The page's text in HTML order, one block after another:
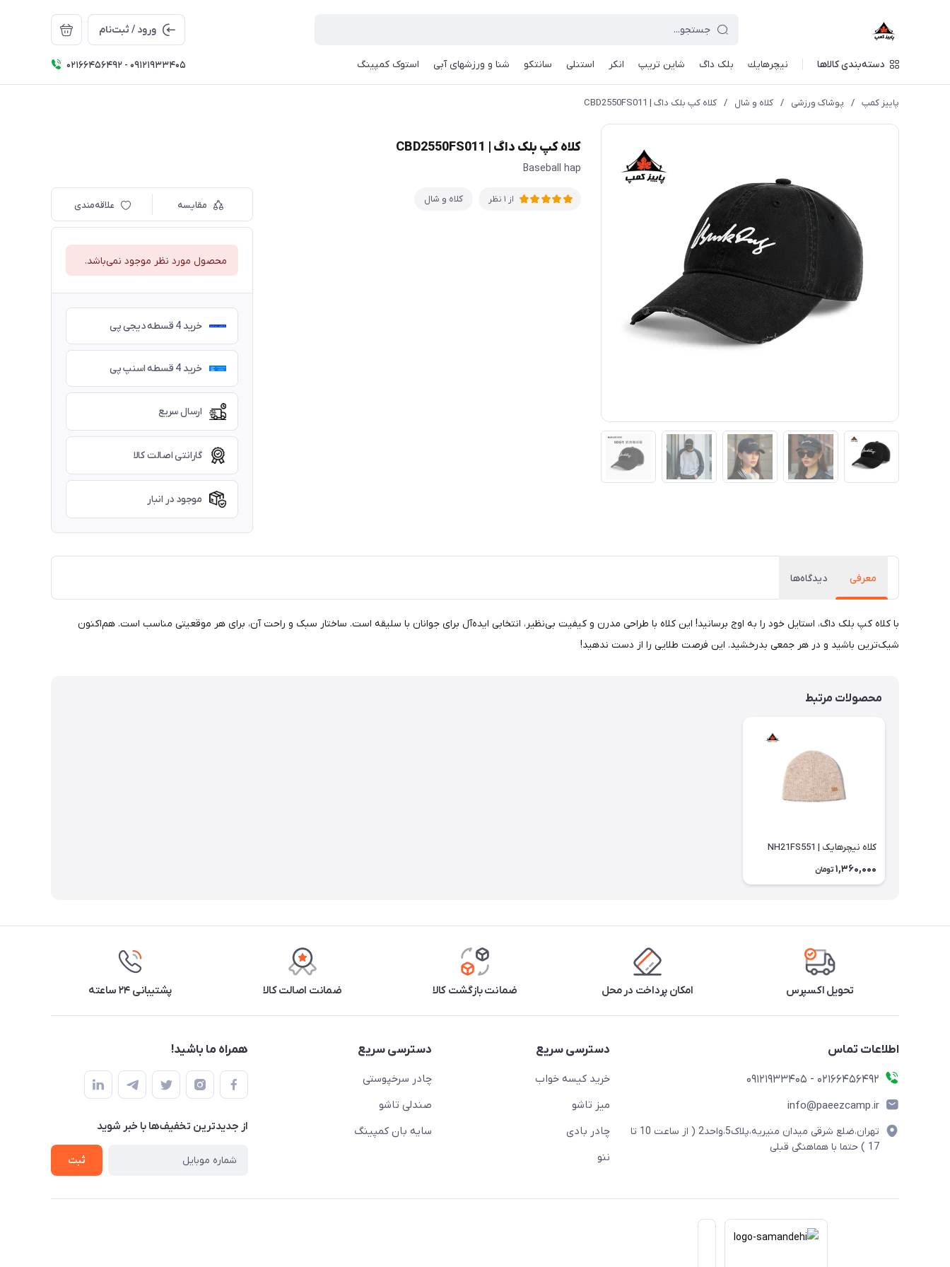
ورود / ثبت‌نام
دسته‌بندی کالاها نيچرهايك بلک داگ شاین تریپ انکر استنلی سانتکو شنا و ورزشهای آبی استوک کمپینگ 02166456492 - 09121933405
پاییز کمپ / پوشاک ورزشی / کلاه و شال / کلاه کپ بلک داگ | CBD2550FS011
کلاه کپ بلک داگ | CBD2550FS011
Baseball hap
از 1 نظر کلاه و شال
مقایسه علاقه‌مندی
محصول مورد نظر موجود نمی‌باشد.
خرید 4 قسطه دیجی پی
خرید 4 قسطه اسنپ پی
ارسال سریع
گارانتی اصالت کالا
موجود در انبار
معرفی دیدگاه‌ها
با کلاه کپ بلک داگ، استایل خود را به اوج برسانید! این کلاه با طراحی مدرن و کیفیت بی‌نظیر، انتخابی ایده‌آل برای جوانان با سلیقه است. ساختار سبک و راحت آن، برای هر موقعیتی مناسب است. هم‌اکنون
شیک‌ترین باشید و در هر جمعی بدرخشید. این فرصت طلایی را از دست ندهید!
محصولات مرتبط
کلاه نیچرهایک | NH21FS551
1,360,000 تومان
تحویل اکسپرس امکان پرداخت در محل ضمانت بازگشت کالا ضمانت اصالت کالا پشتیبانی ۲۴ ساعته
اطلاعات تماس
02166456492 - 09121933405
info@paeezcamp.ir
تهران،ضلع شرقی میدان منیریه،پلاک5،واحد2 ( از ساعت 10 تا
17 ) حتما با هماهنگی قبلی
دسترسی سریع
خرید کیسه خواب
میز تاشو
چادر بادی
ننو
دسترسی سریع
چادر سرخپوستی
صندلی تاشو
سایه بان کمپینگ
همراه ما باشید!
از جدید‌ترین تخفیف‌ها با‌ خبر شوید
ثبت